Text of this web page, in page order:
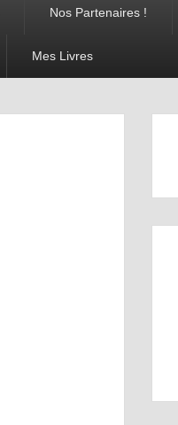
Nos Partenaires !
Mes Livres